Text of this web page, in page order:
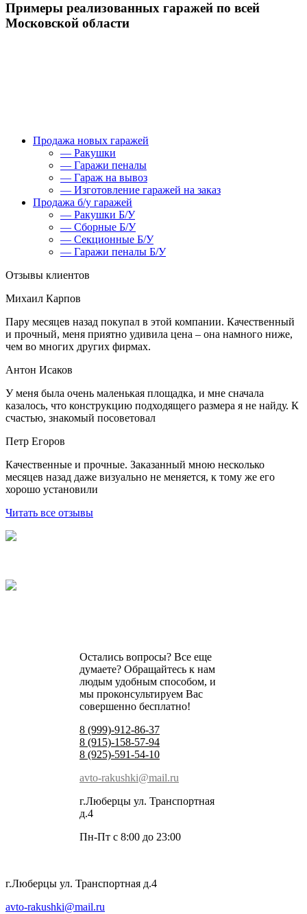
Примеры реализованных гаражей по всей
Московской области
Продажа новых гаражей
— Ракушки
— Гаражи пеналы
— Гараж на вывоз
— Изготовление гаражей на заказ
Продажа б/у гаражей
— Ракушки Б/У
— Сборные Б/У
— Секционные Б/У
— Гаражи пеналы Б/У
Отзывы клиентов
Михаил Карпов
Пару месяцев назад покупал в этой компании. Качественный
и прочный, меня приятно удивила цена – она намного ниже,
чем во многих других фирмах.
Антон Исаков
У меня была очень маленькая площадка, и мне сначала
казалось, что конструкцию подходящего размера я не найду. К
счастью, знакомый посоветовал
Петр Егоров
Качественные и прочные. Заказанный мною несколько
месяцев назад даже визуально не меняется, к тому же его
хорошо установили
Читать все отзывы
Остались вопросы? Все еще
думаете? Обращайтесь к нам
людым удобным способом, и
мы проконсультируем Вас
совершенно бесплатно!
8 (999)-912-86-37
8 (915)-158-57-94
8 (925)-591-54-10
avto-rakushki@mail.ru
г.Люберцы ул. Транспортная
д.4
Пн-Пт с 8:00 до 23:00
г.Люберцы ул. Транспортная д.4
avto-rakushki@mail.ru